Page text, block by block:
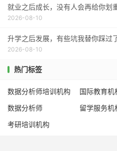
就业之后成长，没有人会再给你划
2026-08-10
升学之后发展，有些坑我替你踩过
2026-08-10
热门标签
数据分析师培训机构 国际教育机
数据分析师
留学服务机
考研培训机构